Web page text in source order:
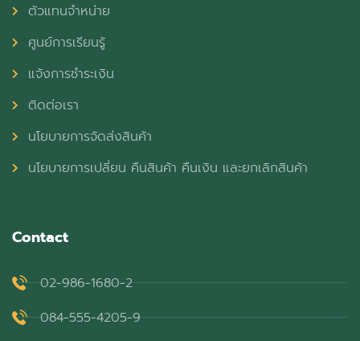
ตัวแทนจำหน่าย
ศูนย์การเรียนรู้
แจ้งการชำระเงิน
ติดต่อเรา
นโยบายการจัดส่งสินค้า
นโยบายการเปลี่ยน คืนสินค้า คืนเงิน และยกเลิกสินค้า
Contact
02-986-1680-2
084-555-4205-9